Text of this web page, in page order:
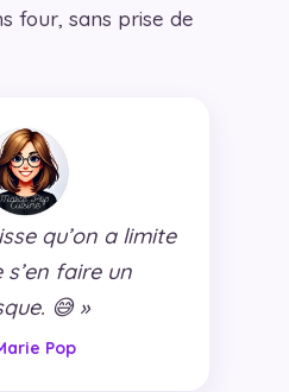
four, sans prise de
qu’on a limite
s’en faire un
😅 »
Pop